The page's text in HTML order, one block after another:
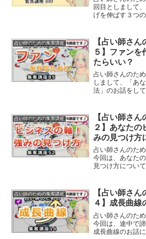
回目としまして
げを伸ばす３つ
占い師のための集客講座
【占い師さ
５】ファンを
たらいい？
占い師さんのた
しまして、「あ
法」のお話をして
占い師のための集客講座
【占い師さ
２】あなたの
みの見つけ方
占い師さんのた
今回は、あなた
見つけ方につい
占い師のための集客講座
【占い師さ
４】成長曲線
占い師さんのた
今回は、途中で
成長曲線のお話